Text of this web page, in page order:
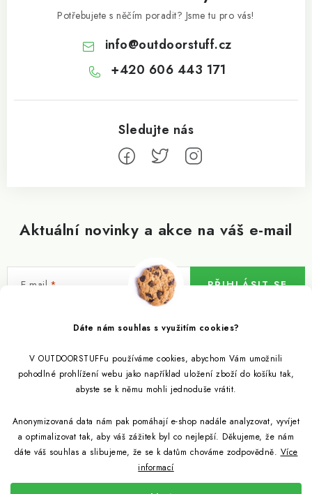
Dáte nám souhlas s využitím cookies?
V OUTDOORSTUFFu používáme cookies, abychom Vám umožnili
pohodlné prohlížení webu jako například uložení zboží do košíku tak,
abyste se k němu mohli jednoduše vrátit.
Anonymizovaná data nám pak pomáhají e-shop nadále analyzovat, vyvíjet
a optimalizovat tak, aby váš zážitek byl co nejlepší. Děkujeme, že nám
dáte váš souhlas a slibujeme, že se k datům chováme zodpovědně. Více
informací
Aktuální novinky a akce na váš e-mail
E-mail
Vložením e-mailu souhlasíte spodmínkami ochrany osobních údajů
PŘIHLÁSIT SE
Potřebujete s něčím poradit? Jsme tu pro vás!
info@outdoorstuff.cz
+420 606 443 171
Informace pro vás
Outdoor blog
Věrnostní program
Reklamace
Citronela a její účinky
Outdoor poradna
Udržitelně a s přírodou